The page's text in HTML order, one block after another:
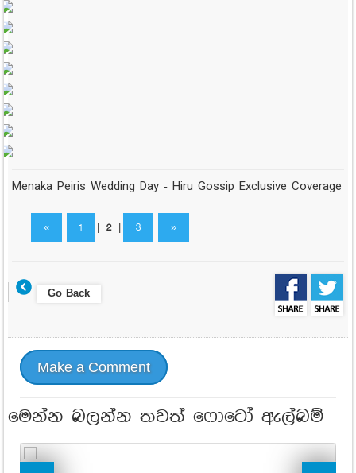
Menaka Peiris Wedding Day - Hiru Gossip Exclusive Coverage
« 1 2| 3 »
Go Back
Make a Comment
මෙන්න බලන්න තවත් ෆොටෝ ඇල්බම්